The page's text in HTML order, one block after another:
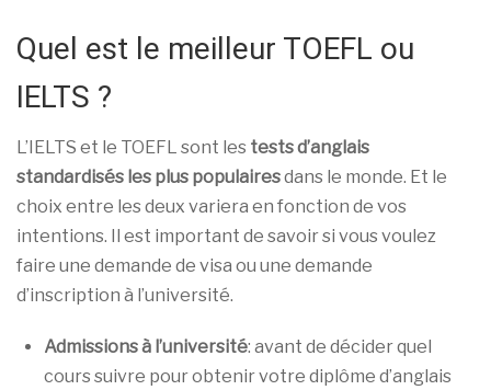
Quel est le meilleur TOEFL ou
IELTS ?
L’IELTS et le TOEFL sont les tests d’anglais
standardisés les plus populairesdans le monde. Et le
choix entre les deux variera en fonction de vos
intentions. Il est important de savoir si vous voulez
faire une demande de visa ou une demande
d’inscription à l’université.
Admissions à l’université: avant de décider quel
cours suivre pour obtenir votre diplôme d’anglais